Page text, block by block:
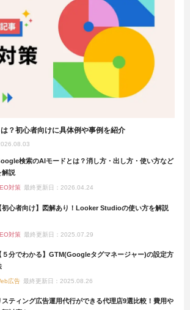
は？初心者向けに具体例や事例を紹介
検索のAIモードとは？消し方・出し方・使い方など
解説
対策 最終更新日：2026.04.24
初心者向け】図解あり！Looker Studioの使い方を解説
対策 最終更新日：2025.07.29
５分でわかる】GTM(Googleタグマネージャー)の設定方
広告 最終更新日：2025.08.26
スティング広告運用代行ができる代理店9選比較！費用や